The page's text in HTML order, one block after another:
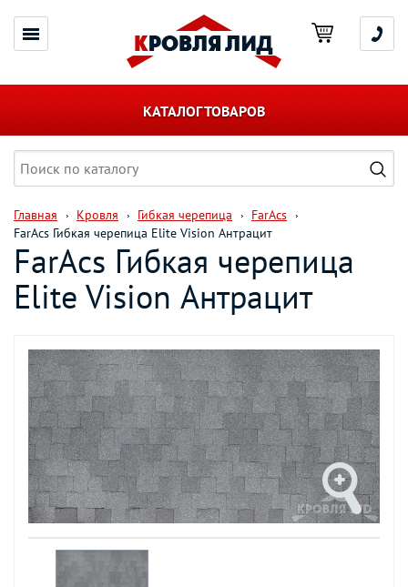
КАТАЛОГ ТОВАРОВ
Главная Кровля Гибкая черепица
FarAcs
FarAcs Гибкая черепица Elite Vision Антрацит
FarAcs Гибкая черепица
Elite Vision Антрацит